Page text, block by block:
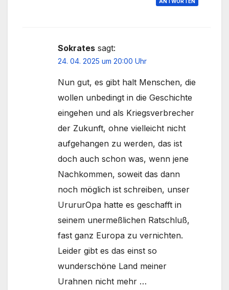
Sokrates sagt:
24. 04. 2025 um 20:00 Uhr
Nun gut, es gibt halt Menschen, die
wollen unbedingt in die Geschichte
eingehen und als Kriegsverbrecher
der Zukunft, ohne vielleicht nicht
aufgehangen zu werden, das ist
doch auch schon was, wenn jene
Nachkommen, soweit das dann
noch möglich ist schreiben, unser
UrururOpa hatte es geschafft in
seinem unermeßlichen Ratschluß,
fast ganz Europa zu vernichten.
Leider gibt es das einst so
wunderschöne Land meiner
Urahnen nicht mehr …